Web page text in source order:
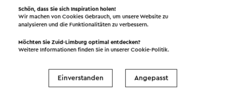
Schön, dass Sie sich Inspiration holen!
Wir machen von Cookies Gebrauch, um unsere Website zu
analysieren und die Funktionalitäten zu verbessern.
Möchten Sie Zuid-Limburg optimal entdecken?
Weitere Informationen finden Sie in unsererCookie-Politik.
Einverstanden Angepasst